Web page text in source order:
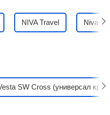
NIVA Travel Niva
SW Cross (универсал